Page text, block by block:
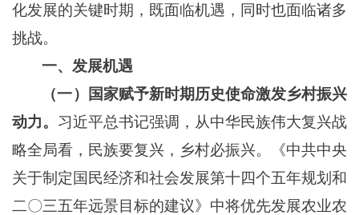
化发展的关键时期，既面临机遇，同时也面临诸多
挑战。
一、发展机遇
（一）国家赋予新时期历史使命激发乡村振兴
动力。 习近平总书记强调，从中华民族伟大复兴战
略全局看，民族要复兴，乡村必振兴。《中共中央
关于制定国民经济和社会发展第十四个五年规划和
二〇三五年远景目标的建议》中将优先发展农业农